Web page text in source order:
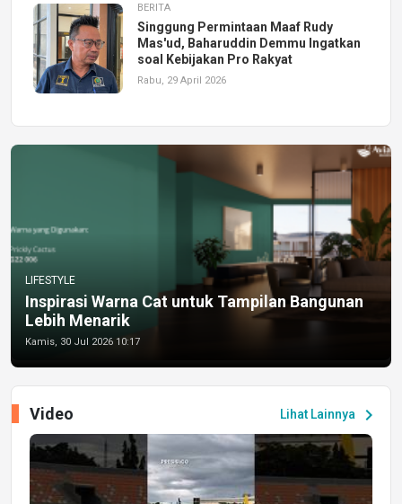
BERITA
Singgung Permintaan Maaf Rudy
Mas'ud, Baharuddin Demmu Ingatkan
soal Kebijakan Pro Rakyat
Rabu, 29 April 2026
LIFESTYLE
Inspirasi Warna Cat untuk Tampilan Bangunan
Lebih Menarik
Kamis, 30 Jul 2026 10:17
Lihat Lainnya chevron_right
Video